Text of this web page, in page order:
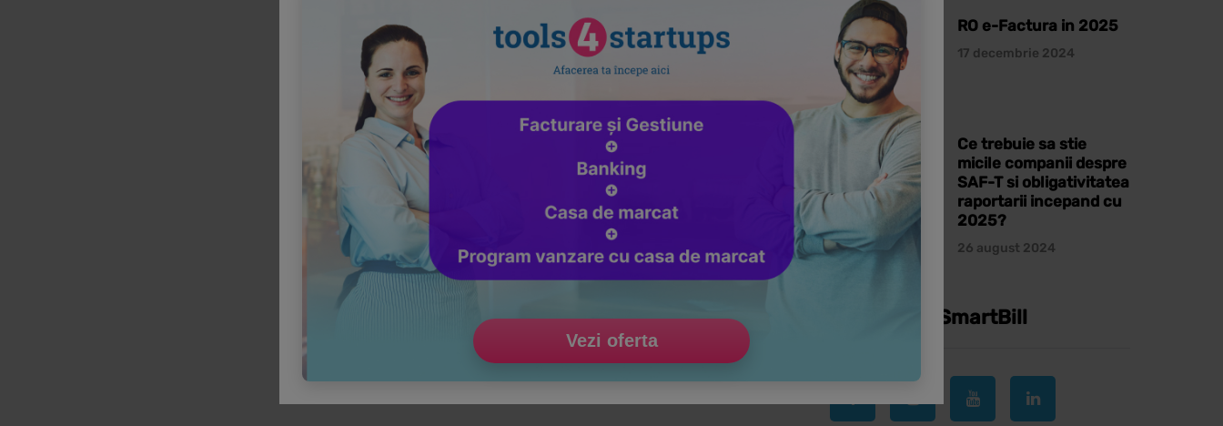
RO e-Factura in 2025
17 decembrie 2024
Ce trebuie sa stie
micile companii despre
SAF-T si obligativitatea
raportarii incepand cu
2025?
26 august 2024
Urmareste SmartBill
Vezi oferta